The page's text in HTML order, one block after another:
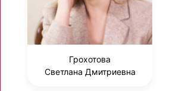
Грохотова
Светлана Дмитриевна